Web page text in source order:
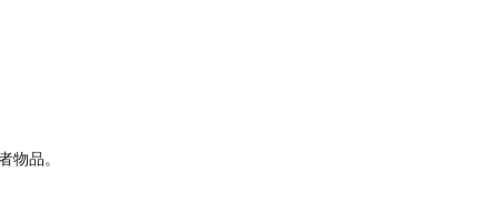
物品。